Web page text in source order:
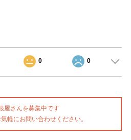
0 0
屋さんを募集中です
軽にお問い合わせください。